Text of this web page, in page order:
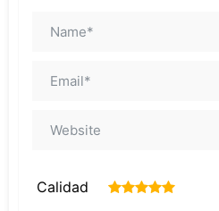
Calidad 5
4
3
2